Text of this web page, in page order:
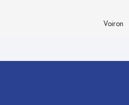
Voiron